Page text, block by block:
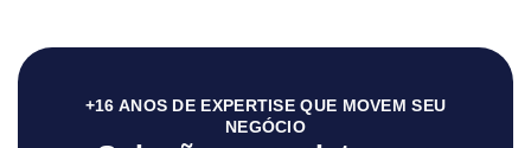
+16 ANOS DE EXPERTISE QUE MOVEM SEU
NEGÓCIO